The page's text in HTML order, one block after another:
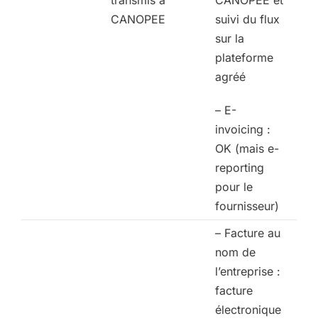
CANOPEE
suivi du flux
sur la
plateforme
agréé
– E-
invoicing :
OK (mais e-
reporting
pour le
fournisseur)
– Facture au
nom de
l’entreprise :
facture
électronique